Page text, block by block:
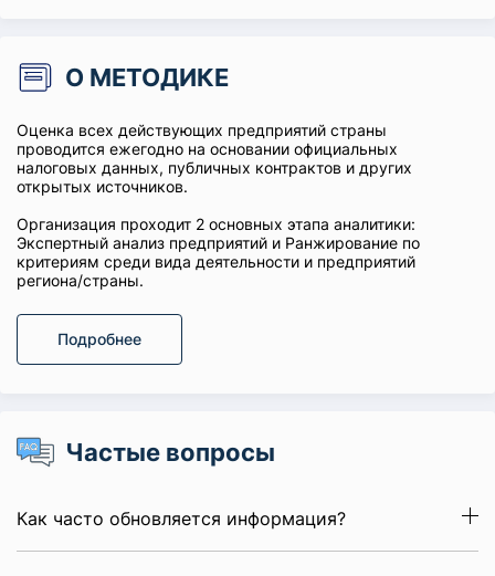
О МЕТОДИКЕ
Оценка всех действующих предприятий страны
проводится ежегодно на основании официальных
налоговых данных, публичных контрактов и других
открытых источников.
Организация проходит 2 основных этапа аналитики:
Экспертный анализ предприятий и Ранжирование по
критериям среди вида деятельности и предприятий
региона/страны.
Подробнее
Частые вопросы
Как часто обновляется информация?